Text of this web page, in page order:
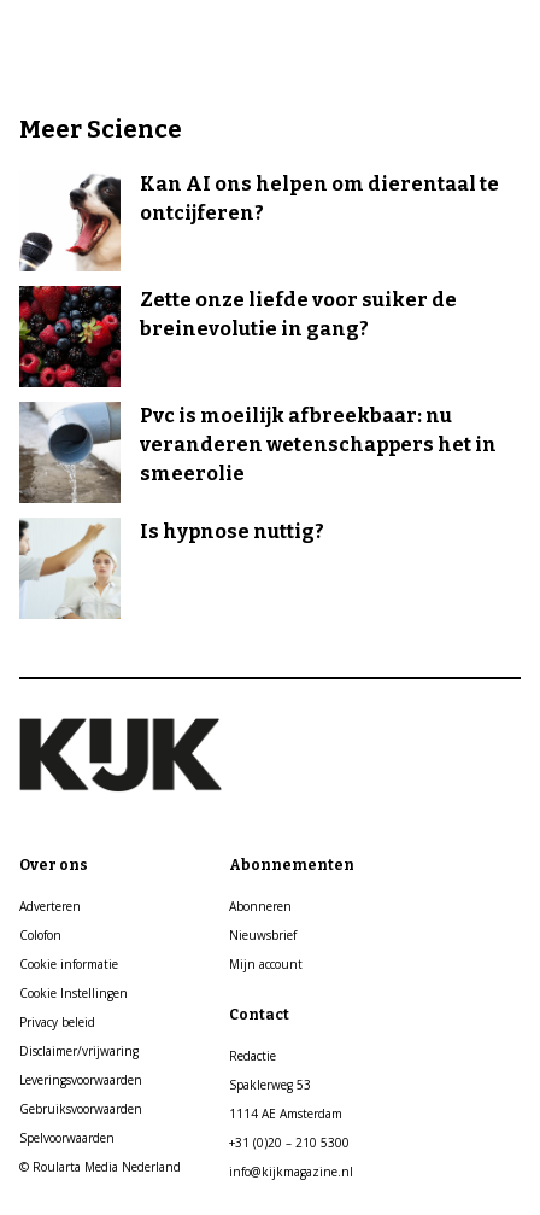
Meer Science
Kan AI ons helpen om dierentaal te
ontcijferen?
Zette onze liefde voor suiker de
breinevolutie in gang?
Pvc is moeilijk afbreekbaar: nu
veranderen wetenschappers het in
smeerolie
Is hypnose nuttig?
Over ons
Adverteren
Colofon
Cookie informatie
Cookie Instellingen
Privacy beleid
Disclaimer/vrijwaring
Leveringsvoorwaarden
Gebruiksvoorwaarden
Spelvoorwaarden
© Roularta Media Nederland
Abonnementen
Abonneren
Nieuwsbrief
Mijn account
Contact
Redactie
Spaklerweg 53
1114 AE Amsterdam
+31 (0)20 – 210 5300
info@kijkmagazine.nl